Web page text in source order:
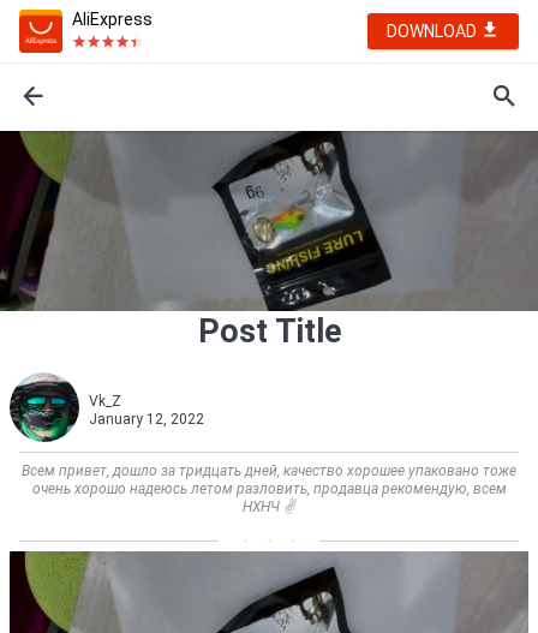
AliExpress
DOWNLOAD
Post Title
Vk_Z
January 12, 2022
Всем привет, дошло за тридцать дней, качество хорошее упаковано тоже
очень хорошо надеюсь летом разловить, продавца рекомендую, всем
НХНЧ ✌        